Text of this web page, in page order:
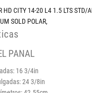
HD CITY 14-20 L4 1.5 LTS STD/
SOLD POLAR,
PANAL
16 3/4in
24 3/8in